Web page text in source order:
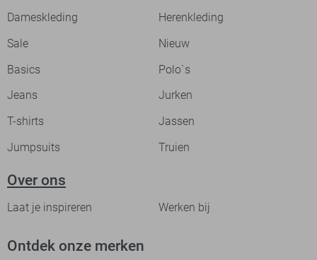
Dameskleding
Herenkleding
Sale
Nieuw
Basics
Polo`s
Jeans
Jurken
T-shirts
Jassen
Jumpsuits
Truien
Over ons
Laat je inspireren Werken bij
Ontdek onze merken